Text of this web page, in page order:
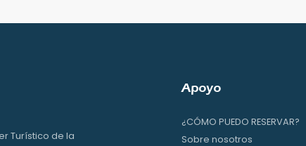
Turístico de la
Apoyo
¿CÓMO PUEDO RESERVAR?
Sobre nosotros